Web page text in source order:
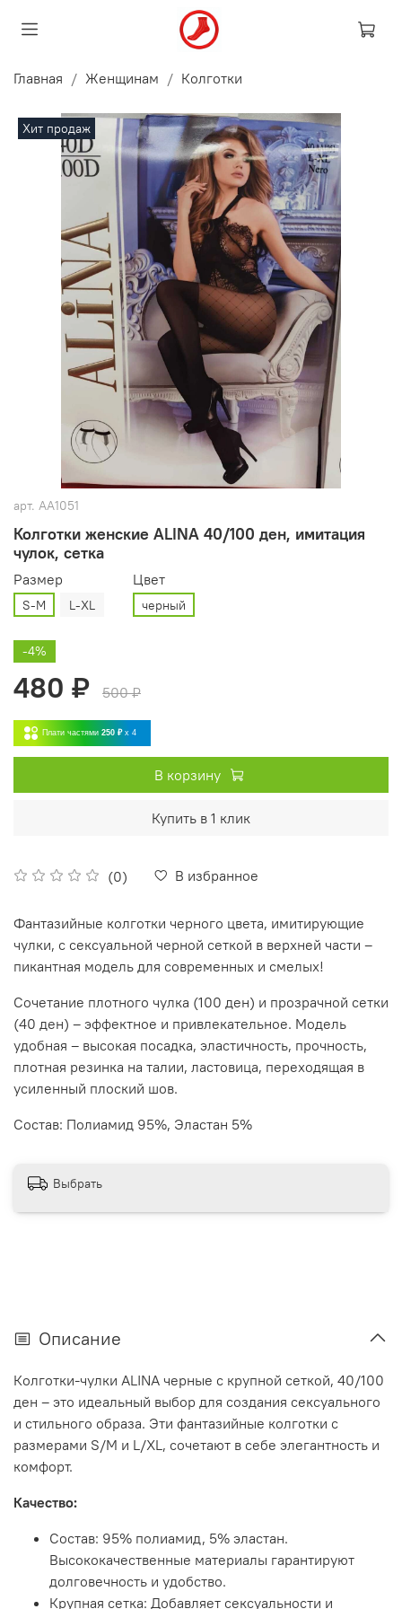
Главная Женщинам Колготки
Хит продаж
арт. AA1051
Колготки женские ALINA 40/100 ден, имитация
чулок, сетка
(0) В избранное
Размер
S-M L-XL
Цвет
черный
-4%
480 ₽ 500 ₽
Плати частями 250 ₽ x 4
В корзину
Купить в 1 клик
Фантазийные колготки черного цвета, имитирующие
чулки, с сексуальной черной сеткой в верхней части –
пикантная модель для современных и смелых!
Сочетание плотного чулка (100 ден) и прозрачной сетки
(40 ден) – эффектное и привлекательное. Модель
удобная – высокая посадка, эластичность, прочность,
плотная резинка на талии, ластовица, переходящая в
усиленный плоский шов.
Состав: Полиамид 95%, Эластан 5%
Выбрать
Описание
Колготки-чулки ALINA черные с крупной сеткой, 40/100
ден – это идеальный выбор для создания сексуального
и стильного образа. Эти фантазийные колготки с
размерами S/M и L/XL, сочетают в себе элегантность и
комфорт.
Качество:
Состав: 95% полиамид, 5% эластан.
Высококачественные материалы гарантируют
долговечность и удобство.
Крупная сетка: Добавляет сексуальности и